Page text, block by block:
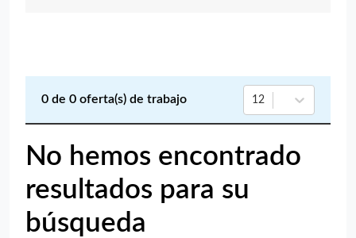
0 de 0 oferta(s) de trabajo 12
No hemos encontrado
resultados para su
búsqueda